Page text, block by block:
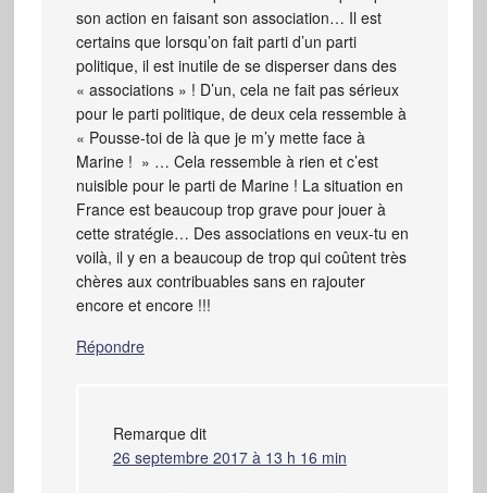
son action en faisant son association… Il est
certains que lorsqu’on fait parti d’un parti
politique, il est inutile de se disperser dans des
« associations » ! D’un, cela ne fait pas sérieux
pour le parti politique, de deux cela ressemble à
« Pousse-toi de là que je m’y mette face à
Marine ! » … Cela ressemble à rien et c’est
nuisible pour le parti de Marine ! La situation en
France est beaucoup trop grave pour jouer à
cette stratégie… Des associations en veux-tu en
voilà, il y en a beaucoup de trop qui coûtent très
chères aux contribuables sans en rajouter
encore et encore !!!
Répondre
Remarque dit
26 septembre 2017 à 13 h 16 min